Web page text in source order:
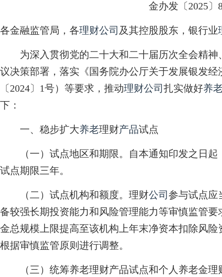
金办发〔2025〕
各金融监管局，各理财公司 及其控股股东，银行业
为深入贯彻党的二十大和二十届历次全会精神
议决策部署，落实《国务院办公厅关于发展银发
〔2024〕1号）等要求，推动理财公司 扎实做好养
下：
一、稳步扩大养老理财产品试点
（一）试点地区和期限。自本通知印发之日起
试点期限三年。
（二）试点机构和额度。理财公司 参与试点应
备较强长期投资能力和风险管理能力等审慎监管
金总规模上限提高至该机构上年末净资本扣除风
根据审慎监管原则进行调整。
（三）统筹养老理财产品试点和个人养老金理